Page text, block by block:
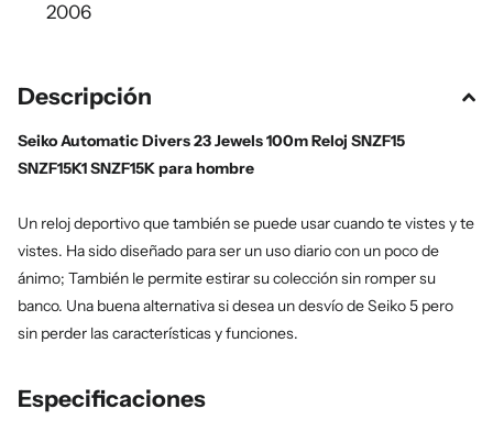
2006
Descripción
Seiko Automatic Divers 23 Jewels 100m Reloj SNZF15
SNZF15K1 SNZF15K para hombre
Un reloj deportivo que también se puede usar cuando te vistes y te
vistes. Ha sido diseñado para ser un uso diario con un poco de
ánimo; También le permite estirar su colección sin romper su
banco. Una buena alternativa si desea un desvío de Seiko 5 pero
sin perder las características y funciones.
Especificaciones